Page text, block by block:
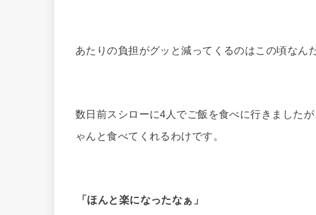
あたりの負担がグッと減ってくるのはこの頃なん
数日前スシローに4人でご飯を食べに行きました
ゃんと食べてくれるわけです。
「ほんと楽になったなぁ」